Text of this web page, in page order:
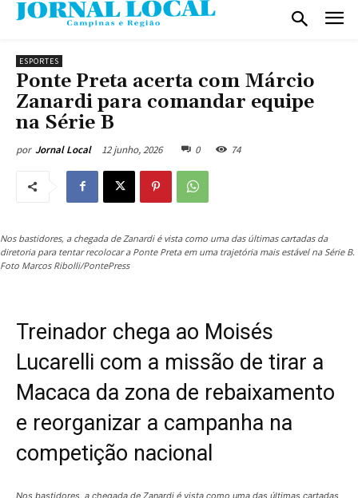
ESPORTES
Ponte Preta acerta com Márcio
Zanardi para comandar equipe
na Série B
por Jornal Local 12 junho, 2026 0 74
Nos bastidores, a chegada de Zanardi é vista como uma das últimas cartadas da
diretoria para tentar recolocar a Ponte Preta em uma trajetória mais estável na Série B.
Foto Marcos Ribolli/PontePress
Treinador chega ao Moisés
Lucarelli com a missão de tirar a
Macaca da zona de rebaixamento
e reorganizar a campanha na
competição nacional
Nos bastidores, a chegada de Zanardi é vista como uma das últimas cartadas